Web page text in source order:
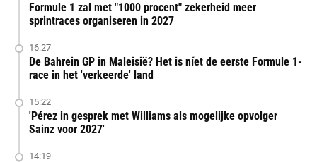
Formule 1 zal met "1000 procent" zekerheid meer
sprintraces organiseren in 2027
16:27
De Bahrein GP in Maleisië? Het is níet de eerste Formule 1-
race in het 'verkeerde' land
15:22
'Pérez in gesprek met Williams als mogelijke opvolger
Sainz voor 2027'
14:19